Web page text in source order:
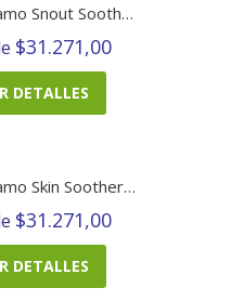
Balsamo Snout Soother
$31.271,00
DETALLES
Balsamo Skin Soother Barra
$31.271,00
DETALLES